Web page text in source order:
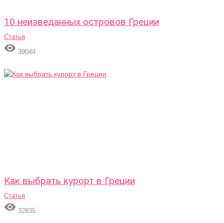
10 неизведанных островов Греции
Статья
 39044
Как выбрать курорт в Греции
Статья
 32835